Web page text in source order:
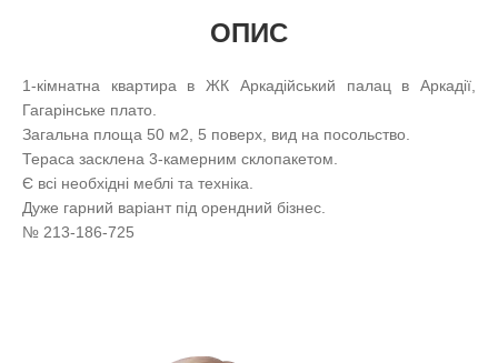
ОПИС
1-кімнатна квартира в ЖК Аркадійський палац в Аркадії,
Гагарінське плато.
Загальна площа 50 м2, 5 поверх, вид на посольство.
Тераса засклена 3-камерним склопакетом.
Є всі необхідні меблі та техніка.
Дуже гарний варіант під орендний бізнес.
№ 213-186-725